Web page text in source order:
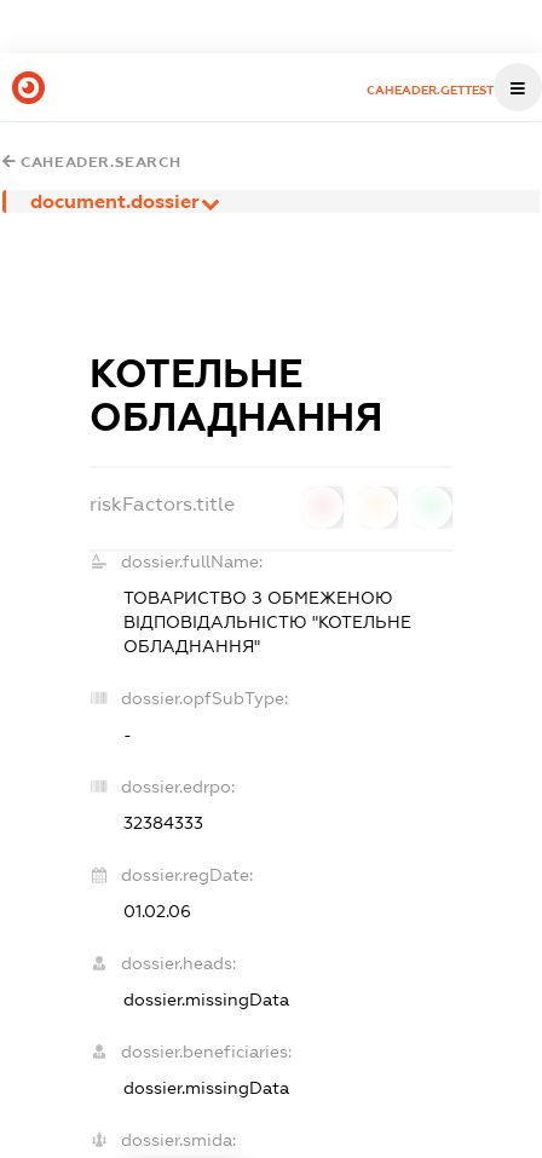
CAHEADER.GETTEST
CAHEADER.SEARCH
document.dossier
КОТЕЛЬНЕ
ОБЛАДНАННЯ
riskFactors.title
dossier.fullName:
ТОВАРИСТВО З ОБМЕЖЕНОЮ
ВІДПОВІДАЛЬНІСТЮ "КОТЕЛЬНЕ
ОБЛАДНАННЯ"
dossier.opfSubType:
-
dossier.edrpo:
32384333
dossier.regDate:
01.02.06
dossier.heads:
dossier.missingData
dossier.beneficiaries:
dossier.missingData
dossier.smida: